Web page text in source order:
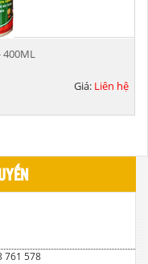
400ML
Giá: Liên hệ
761 578